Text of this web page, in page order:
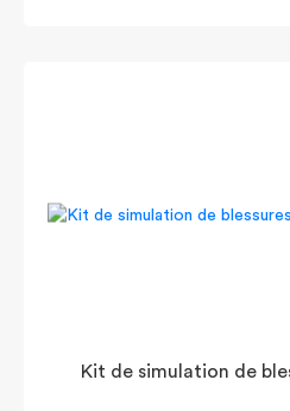
Kit de simulation de